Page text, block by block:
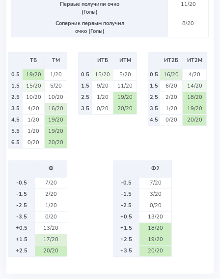
Первые получили очко
(Голы)
11/20
Соперник первым получил
очко (Голы)
8/20
ТБ
ТМ
0.5
19/20
1/20
1.5
15/20
5/20
2.5
10/20
10/20
3.5
4/20
16/20
4.5
1/20
19/20
5.5
1/20
19/20
6.5
0/20 20/20
ИТБ
ИТМ
0.5
15/20
5/20
1.5
9/20
11/20
2.5
1/20
19/20
3.5
0/20 20/20
ИТ2Б
ИТ2М
0.5
16/20
4/20
1.5
6/20
14/20
2.5
2/20
18/20
3.5
1/20
19/20
4.5
0/20 20/20
Ф
-0.5
7/20
-1.5
2/20
-2.5
1/20
-3.5
0/20
+0.5
13/20
+1.5
17/20
+2.5
20/20
Ф2
-0.5
7/20
-1.5
3/20
-2.5
0/20
+0.5
13/20
+1.5
18/20
+2.5
19/20
+3.5
20/20